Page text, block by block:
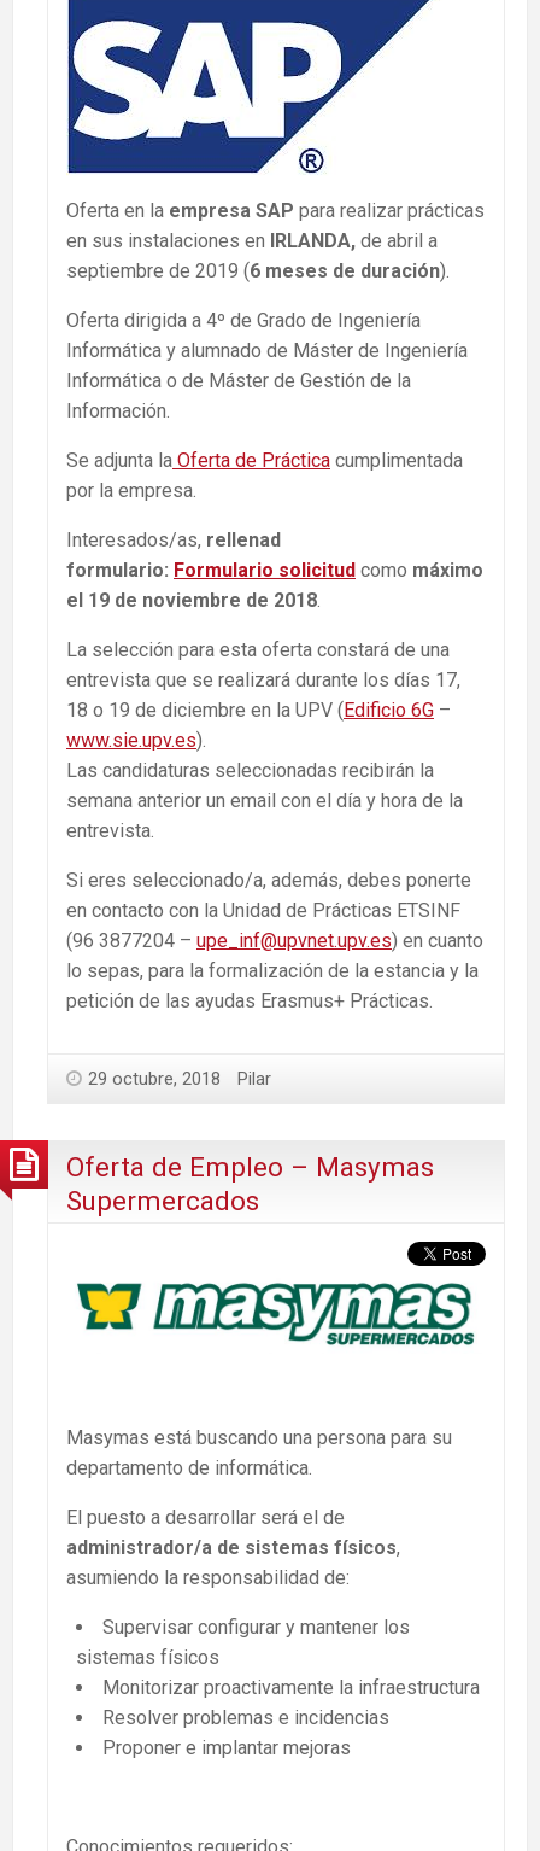
Oferta en la empresa SAP para realizar prácticas
en sus instalaciones en IRLANDA, de abril a
septiembre de 2019 (6 meses de duración).
Oferta dirigida a 4º de Grado de Ingeniería
Informática y alumnado de Máster de Ingeniería
Informática o de Máster de Gestión de la
Información.
Se adjunta la Oferta de Práctica cumplimentada
por la empresa.
Interesados/as, rellenad
formulario: Formulario solicitud como máximo
el 19 de noviembre de 2018.
La selección para esta oferta constará de una
entrevista que se realizará durante los días 17,
18 o 19 de diciembre en la UPV (Edificio 6G –
www.sie.upv.es).
Las candidaturas seleccionadas recibirán la
semana anterior un email con el día y hora de la
entrevista.
Si eres seleccionado/a, además, debes ponerte
en contacto con la Unidad de Prácticas ETSINF
(96 3877204 – upe_inf@upvnet.upv.es) en cuanto
lo sepas, para la formalización de la estancia y la
petición de las ayudas Erasmus+ Prácticas.
29 octubre, 2018 Pilar
Oferta de Empleo – Masymas
Supermercados
Masymas está buscando una persona para su
departamento de informática.
El puesto a desarrollar será el de
administrador/a de sistemas físicos,
asumiendo la responsabilidad de:
Supervisar configurar y mantener los
sistemas físicos
Monitorizar proactivamente la infraestructura
Resolver problemas e incidencias
Proponer e implantar mejoras